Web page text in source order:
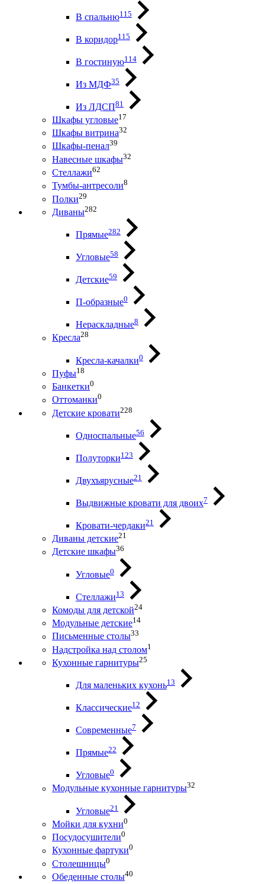
В спальню115
В коридор115
В гостиную114
Из МДФ35
Из ЛДСП81
Шкафы угловые17
Шкафы витрина32
Шкафы-пенал39
Навесные шкафы32
Стеллажи62
Тумбы-антресоли8
Полки29
Диваны282
Прямые282
Угловые58
Детские59
П-образные0
Нераскладные8
Кресла28
Кресла-качалки0
Пуфы18
Банкетки0
Оттоманки0
Детские кровати228
Односпальные56
Полуторки123
Двухъярусные21
Выдвижные кровати для двоих7
Кровати-чердаки21
Диваны детские21
Детские шкафы36
Угловые0
Стеллажи13
Комоды для детской24
Модульные детские14
Письменные столы33
Надстройка над столом1
Кухонные гарнитуры25
Для маленьких кухонь13
Классические12
Современные7
Прямые22
Угловые0
Модульные кухонные гарнитуры32
Угловые21
Мойки для кухни0
Посудосушители0
Кухонные фартуки0
Столешницы0
Обеденные столы40